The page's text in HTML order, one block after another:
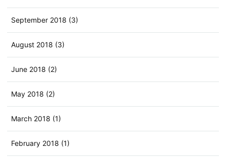
September 2018 (3)
August 2018 (3)
June 2018 (2)
May 2018 (2)
March 2018 (1)
February 2018 (1)